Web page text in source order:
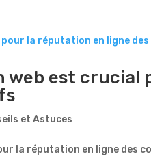
web est crucial
et Astuces
la réputation en ligne des